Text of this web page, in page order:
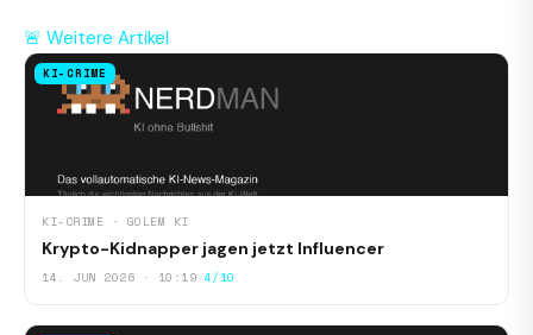
🚨 Weitere Artikel
KI-CRIME
KI-CRIME · GOLEM KI
Krypto-Kidnapper jagen jetzt Influencer
14. JUN 2026 · 10:19 4/10